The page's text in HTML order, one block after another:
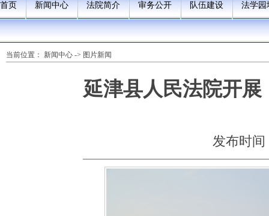
首页 新闻中心 法院简介 审务公开 队伍建设 法学园
当前位置： 新闻中心 -> 图片新闻
延津县人民法院开
发布时间